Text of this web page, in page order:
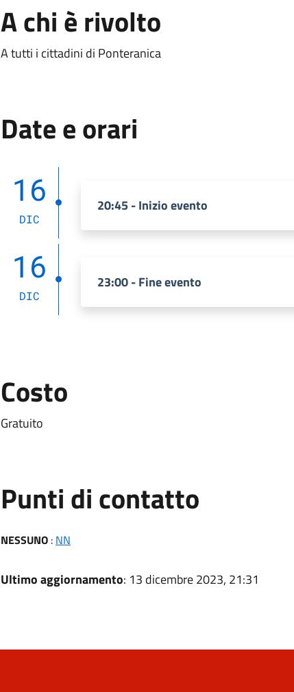
A chi è rivolto
A tutti i cittadini di Ponteranica
Date e orari
16
DIC
20:45 - Inizio evento
16
DIC
23:00 - Fine evento
Costo
Gratuito
Punti di contatto
NESSUNO: NN
Ultimo aggiornamento: 13 dicembre 2023, 21:31